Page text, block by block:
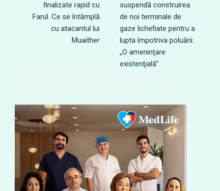
finalizate rapid cu
Farul. Ce se întâmplă
cu atacantul lui
Muaither
suspendă construirea
de noi terminale de
gaze lichefiate pentru a
lupta împotriva poluării:
„O ameninţare
existenţială”